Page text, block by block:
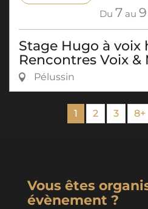
Du 7 au 9
Stage Hugo à voix
Rencontres Voix &
Pélussin
1 2 3 8+
Vous êtes
évènement ?